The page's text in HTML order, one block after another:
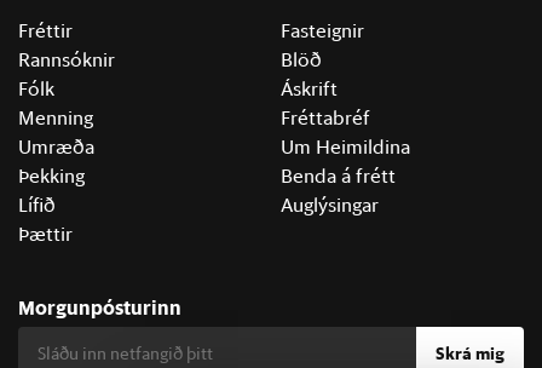
Fréttir
Rannsóknir
Fólk
Menning
Umræða
Þekking
Lífið
Þættir
Fasteignir
Blöð
Áskrift
Fréttabréf
Um Heimildina
Benda á frétt
Auglýsingar
Morgunpósturinn
Skrá mig